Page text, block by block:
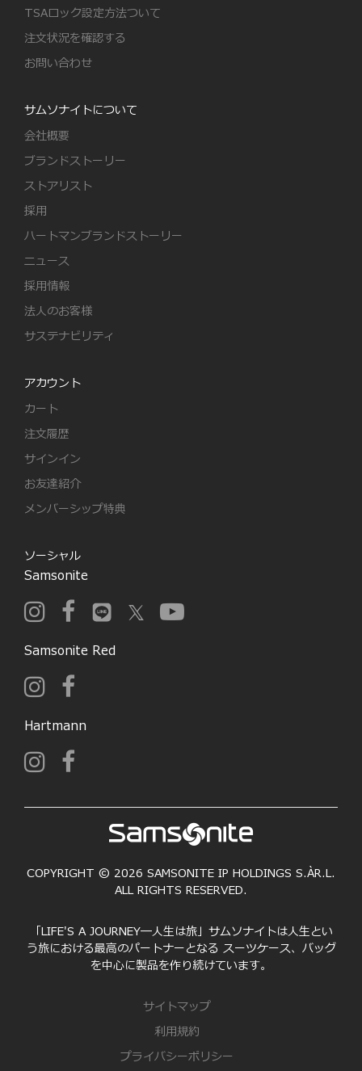
TSAロック設定方法ついて
注文状況を確認する
お問い合わせ
サムソナイトについて
会社概要
ブランドストーリー
ストアリスト
採用
ハートマンブランドストーリー
ニュース
採用情報
法人のお客様
サステナビリティ
アカウント
カート
注文履歴
サインイン
お友達紹介
メンバーシップ特典
ソーシャル
Samsonite
Samsonite Red
Hartmann
COPYRIGHT © 2026 SAMSONITE IP HOLDINGS S.ÀR.L.
ALL RIGHTS RESERVED.
「LIFE'S A JOURNEY―人生は旅」サムソナイトは人生とい
う旅における最高のパートナーとなる スーツケース、バッグ
を中心に製品を作り続けています。
サイトマップ
利用規約
プライバシーポリシー